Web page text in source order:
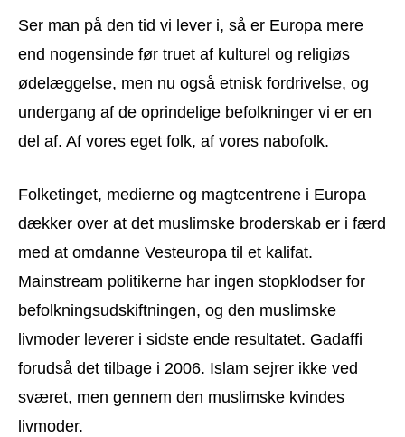
Ser man på den tid vi lever i, så er Europa mere
end nogensinde før truet af kulturel og religiøs
ødelæggelse, men nu også etnisk fordrivelse, og
undergang af de oprindelige befolkninger vi er en
del af. Af vores eget folk, af vores nabofolk.
Folketinget, medierne og magtcentrene i Europa
dækker over at det muslimske broderskab er i færd
med at omdanne Vesteuropa til et kalifat.
Mainstream politikerne har ingen stopklodser for
befolkningsudskiftningen, og den muslimske
livmoder leverer i sidste ende resultatet. Gadaffi
forudså det tilbage i 2006. Islam sejrer ikke ved
sværet, men gennem den muslimske kvindes
livmoder.